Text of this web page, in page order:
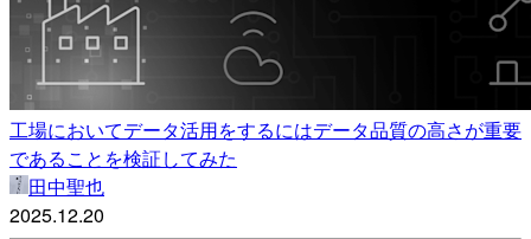
工場においてデータ活用をするにはデータ品質の高さが重要
であることを検証してみた
田中聖也
2025.12.20